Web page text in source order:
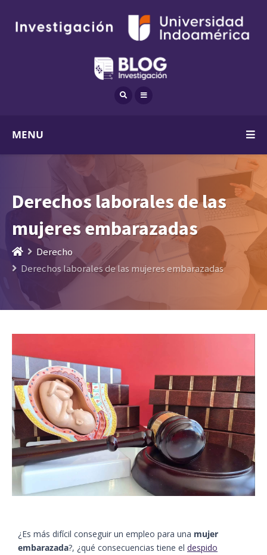
MENU
Derechos laborales de las
mujeres embarazadas
Derecho
Derechos laborales de las mujeres embarazadas
¿Es más difícil conseguir un empleo para una mujer
embarazada?, ¿qué consecuencias tiene el despido